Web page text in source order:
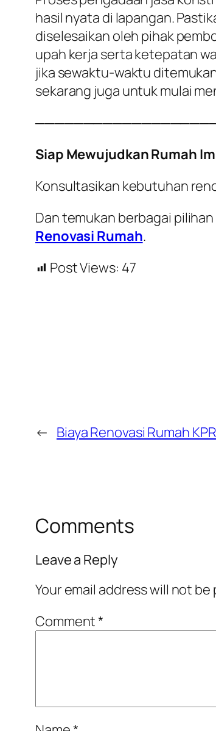
hasil nyata di lapangan.
diselesaikan oleh pihak
upah kerja serta ketepatan
jika sewaktu-waktu
sekarang juga untuk mulai
Siap Mewujudkan Rumah
Konsultasikan kebutuhan
Dan temukan berbagai
Renovasi Rumah.
Post Views: 47
← Biaya Renovasi Rumah
Comments
Leave a Reply
Your email address will not be
Comment*